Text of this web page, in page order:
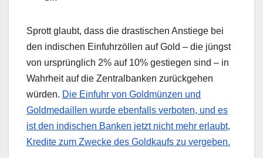
Sprott glaubt, dass die drastischen Anstiege bei
den indischen Einfuhrzöllen auf Gold – die jüngst
von ursprünglich 2% auf 10% gestiegen sind – in
Wahrheit auf die Zentralbanken zurückgehen
würden. Die Einfuhr von Goldmünzen und
Goldmedaillen wurde ebenfalls verboten, und es
ist den indischen Banken jetzt nicht mehr erlaubt,
Kredite zum Zwecke des Goldkaufs zu vergeben.